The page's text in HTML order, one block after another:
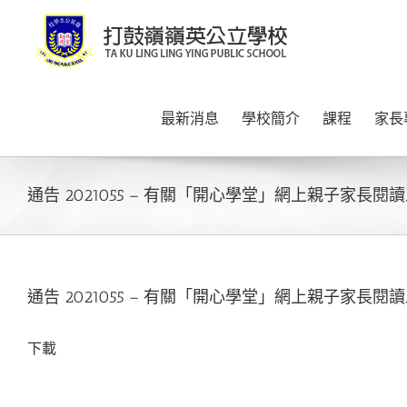
content
最新消息 學校簡介 課程 家
通告 2021055 – 有關「開心學堂」網上親子家長閱
通告 2021055 – 有關「開心學堂」網上親子家長閱
下載